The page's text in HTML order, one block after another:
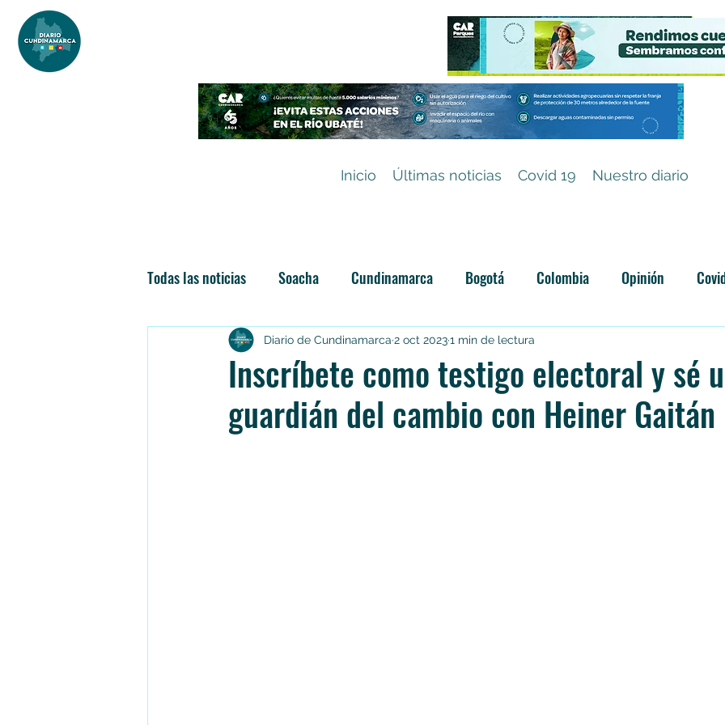
Inicio Últimas noticias Covid 19 Nuestro diario
Todas las noticias Soacha Cundinamarca Bogotá Colombia Opinión
Las nuevas soachunidades Categoría sin título
Inscríbete como testigo electoral y sé
guardián del cambio con Heiner Gaitán
Diario de Cundinamarca 2 oct 20231 min de lectura